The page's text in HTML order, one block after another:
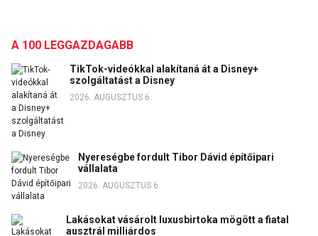
A 100 LEGGAZDAGABB
TikTok-videókkal alakítaná át a Disney+
szolgáltatást a Disney
2026. AUGUSZTUS 6.
Nyereségbe fordult Tibor Dávid építőipari
vállalata
2026. AUGUSZTUS 6.
Lakásokat vásárolt luxusbirtoka mögött a fiatal
ausztrál milliárdos